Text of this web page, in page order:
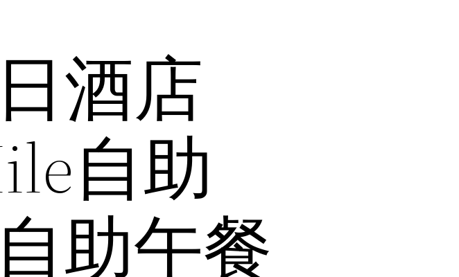
酒店
自助
助午餐